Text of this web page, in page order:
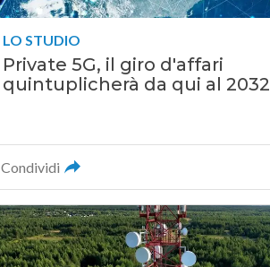
LO STUDIO
Private 5G, il giro d'affari
quintuplicherà da qui al 2032
Condividi